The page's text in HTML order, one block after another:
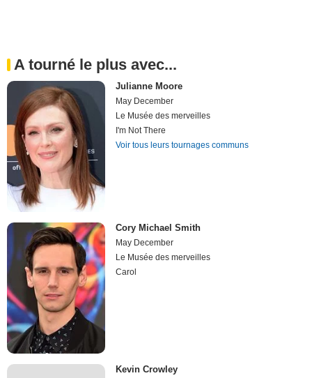
A tourné le plus avec...
Julianne Moore
May December
Le Musée des merveilles
I'm Not There
Voir tous leurs tournages communs
Cory Michael Smith
May December
Le Musée des merveilles
Carol
Kevin Crowley